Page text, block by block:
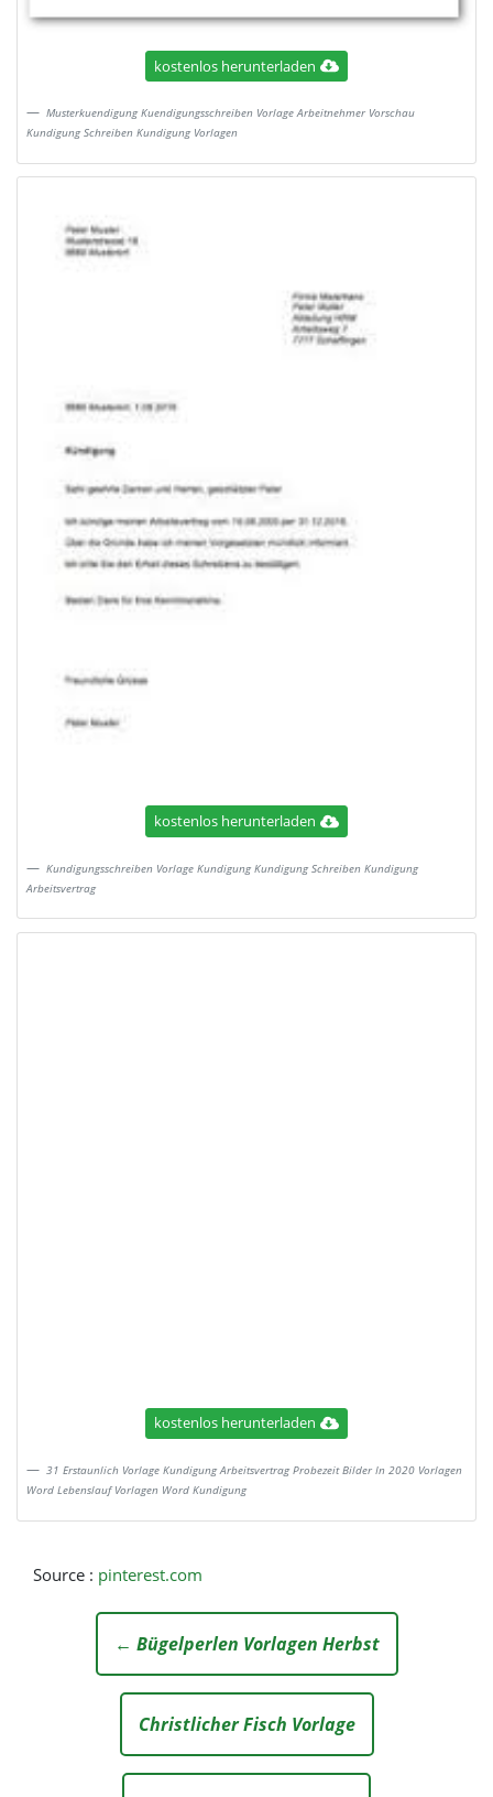
kostenlos herunterladen
Musterkuendigung Kuendigungsschreiben Vorlage Arbeitnehmer Vorschau
Kundigung Schreiben Kundigung Vorlagen
kostenlos herunterladen
Kundigungsschreiben Vorlage Kundigung Kundigung Schreiben Kundigung
Arbeitsvertrag
kostenlos herunterladen
31 Erstaunlich Vorlage Kundigung Arbeitsvertrag Probezeit Bilder In 2020 Vorlagen
Word Lebenslauf Vorlagen Word Kundigung
Source : pinterest.com
← Bügelperlen Vorlagen Herbst
Christlicher Fisch Vorlage